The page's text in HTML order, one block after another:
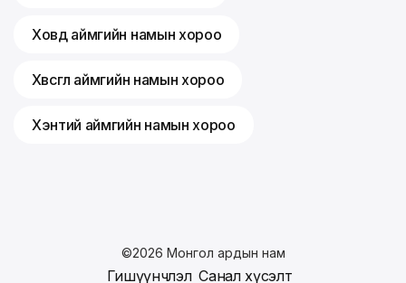
Ховд аймгийн намын хороо
Хөвсгөл аймгийн намын хороо
Хэнтий аймгийн намын хороо
©2026 Монгол ардын нам
Гишүүнчлэл Санал хүсэлт